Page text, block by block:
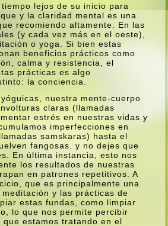
lejos de su inicio para
y la claridad mental es una
recomiendo altamente. En las
(y cada vez más en el oeste),
o yoga. Si bien estas
beneficios prácticos como
calma y resistencia, el
prácticas es algo
la conciencia.
nuestra mente-cuerpo
claras (llamadas
estrés en nuestras vidas y
imperfecciones en
samskaras) hasta el
fangosas. y no dejes que
En última instancia, esto nos
los resultados de nuestras
en patrones repetitivos. A
que es principalmente una
y las prácticas de
estas fundas, como limpiar
lo que nos permite percibir
que estamos tratando en el